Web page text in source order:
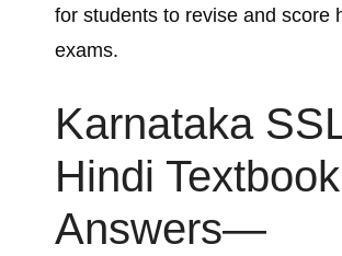
for students to revise and score
exams.
Karnataka
Hindi Textbook
Answers—